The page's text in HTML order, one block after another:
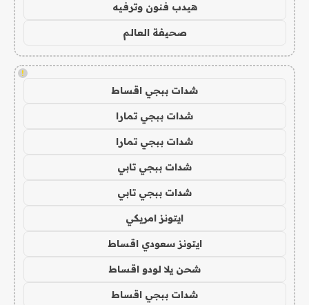
هيدب فنون وترفيه
صحيفة العالم
!
شدات ببجي اقساط
شدات ببجي تمارا
شدات ببجي تمارا
شدات ببجي تابي
شدات ببجي تابي
ايتونز امريكي
ايتونز سعودي اقساط
شحن يلا لودو اقساط
شدات ببجي اقساط